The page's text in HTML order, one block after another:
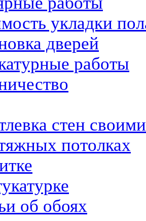
укладки
дверей
работы
стен
потолках
об обоях